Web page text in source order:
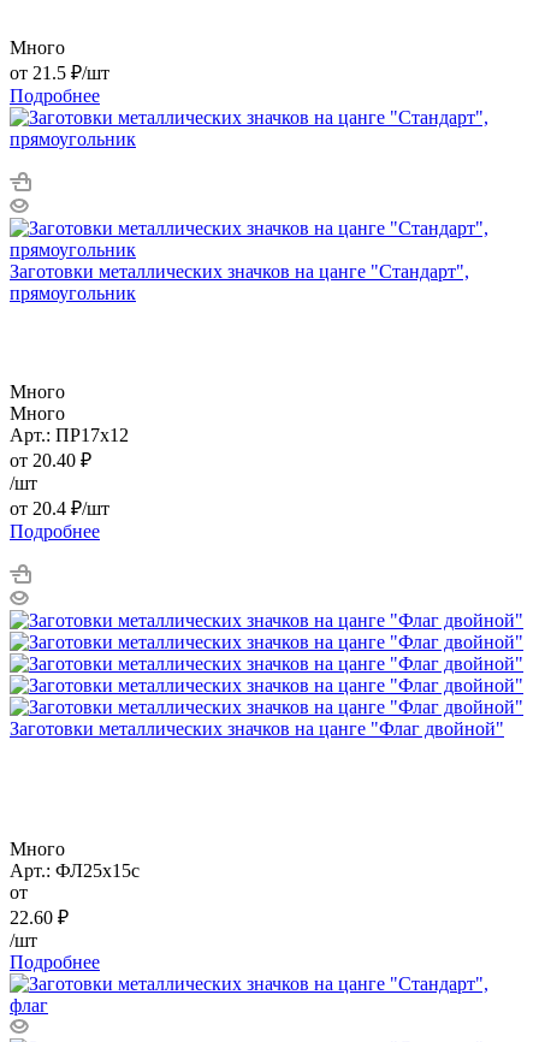
Много
от 21.5 ₽/шт
Подробнее
Заготовки металлических значков на цанге "Стандарт",
прямоугольник
Много
Много
Арт.: ПР17х12
от 20.40 ₽
/шт
от 20.4 ₽/шт
Подробнее
Заготовки металлических значков на цанге "Флаг двойной"
Много
Арт.: ФЛ25х15с
от
22.60 ₽
/шт
Подробнее